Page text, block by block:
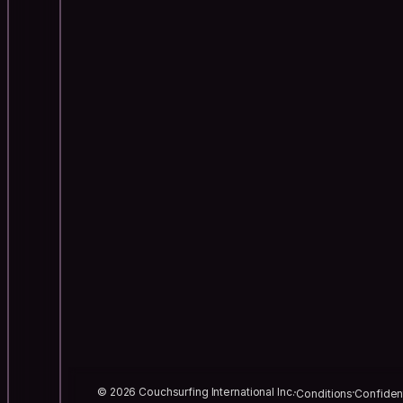
© 2026 Couchsurfing International Inc.Conditions